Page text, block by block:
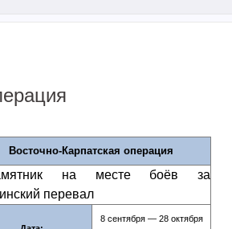
Восточно-Карпатская операция
8 сентября — 28 октября